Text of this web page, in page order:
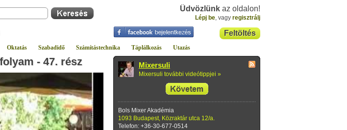
Üdvözlünk az oldalon!
Lépj be, vagy regisztrálj
Feltöltés
Oktatás Szabadidő Számítástechnika Táplálkozás Utazás
- 47. rész Mixersuli
Mixersuli további videótippjei »
Bols Mixer Akadémia
1093 Budapest, Közraktár utca 12/a.
Telefon: +36-30-677-0514